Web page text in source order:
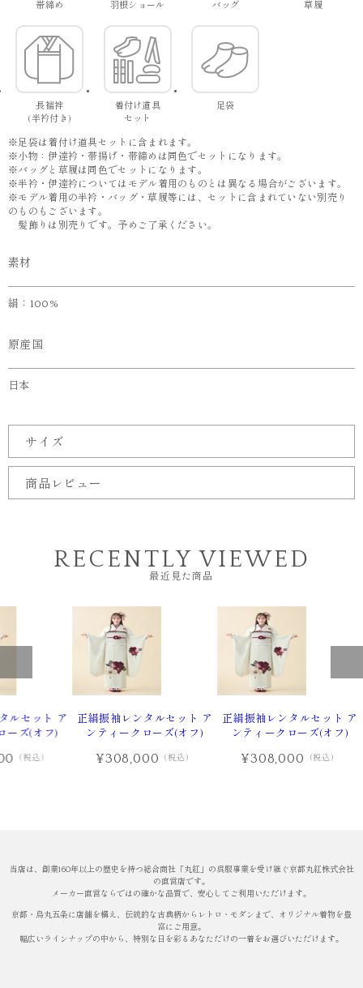
帯締め 羽根ショール バッグ 草履
長襦袢
(半衿付き)
着付け道具
セット
足袋
※足袋は着付け道具セットに含まれます。
※小物：伊達衿・帯揚げ・帯締めは同色でセットになります。
※バッグと草履は同色でセットになります。
※半衿・伊達衿についてはモデル着用のものとは異なる場合がございます。
※モデル着用の半衿・バッグ・草履等には、セットに含まれていない別売り
のものもございます。
髪飾りは別売りです。予めご了承ください。
素材
絹：100%
原産国
日本
サイズ
商品レビュー
RECENTLY VIEWED
最近見た商品
ルセット ア
ーズ(オフ)
（税込）
正絹振袖レンタルセット ア
ンティークローズ(オフ)
¥308,000 （税込）
正絹振袖レンタルセット ア
ンティークローズ(オフ)
¥308,000 （税込）
当店は、創業160年以上の歴史を持つ総合商社「丸紅」の呉服事業を受け継ぐ京都丸紅株式会社
の直営店です。
メーカー直営ならではの確かな品質で、安心してご利用いただけます。
京都・烏丸五条に店舗を構え、伝統的な古典柄からレトロ・モダンまで、オリジナル着物を豊
富にご用意。
幅広いラインナップの中から、特別な日を彩るあなただけの一着をお選びいただけます。